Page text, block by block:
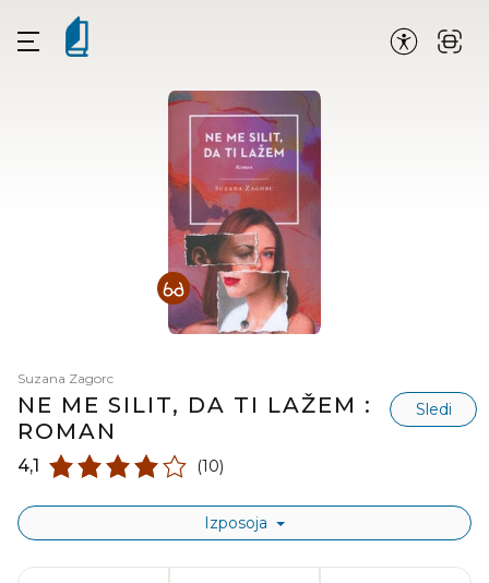
Suzana Zagorc
NE ME SILIT, DA TI LAŽEM :
ROMAN
Sledi
4,1 (10)
Izposoja